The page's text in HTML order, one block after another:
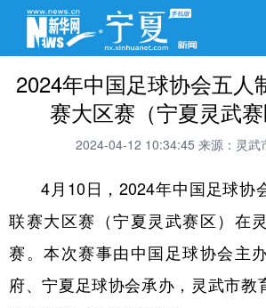
2024年中国足球协会五人
赛大区赛（宁夏灵武
2024-04-12 10:34:45 来源：灵武
4月10日，2024年中国足球协
联赛大区赛（宁夏灵武赛区）在
赛。本次赛事由中国足球协会主
府、宁夏足球协会承办，灵武市教